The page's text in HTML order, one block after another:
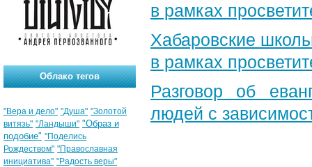
в рамках
Хабаровские
в рамках
Разговор об
людей с
Облако тегов
"Вера и дело" "Душа" "Золотой
витязь" "Ландыши" "Образ и
подобие" "Поделись
Рождеством" "Православная
инициатива" "Радость веры"